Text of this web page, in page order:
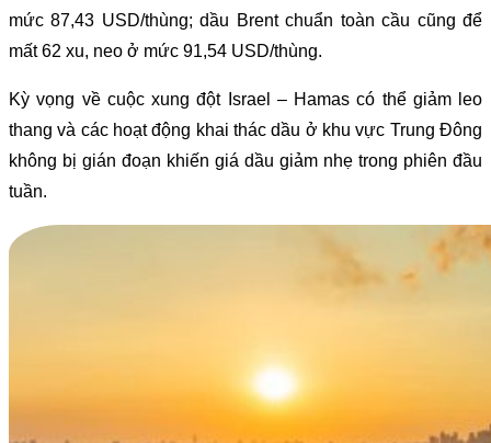
mức 87,43 USD/thùng; dầu Brent chuẩn toàn cầu cũng để
mất 62 xu, neo ở mức 91,54 USD/thùng.
Kỳ vọng về cuộc xung đột Israel – Hamas có thể giảm leo
thang và các hoạt động khai thác dầu ở khu vực Trung Đông
không bị gián đoạn khiến giá dầu giảm nhẹ trong phiên đầu
tuần.